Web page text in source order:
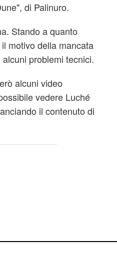
di Palinuro.
Stando a quanto
motivo della mancata
problemi tecnici.
alcuni video
vedere Luché
il contenuto di